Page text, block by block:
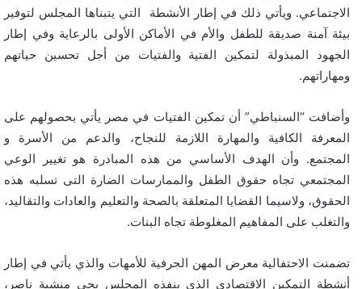
الاجتماعي. ويأتي ذلك في إطار الأنشطة التي يتبناها المجلس لتوفير
بيئة آمنة صديقة للطفل والأم في الأماكن الأولى بالرعاية وفي إطار
الجهود المبذولة لتمكين الفتية والفتيات من أجل تحسين حياتهم
ومهاراتهم.
وأضافت “السنباطي” أن تمكين الفتيات في مصر يأتي بحصولهم على
المعرفة الكافية والمهارة اللازمة للنجاح، والدعم من الأسرة و
المجتمع. وأن الهدف الأساسي من هذه المبادرة هو تغيير الوعي
المجتمعي تجاه حقوق الطفل والممارسات الضارة التى تسلبه هذه
الحقوق، ولاسيما القضايا المتعلقة بالصحة والتعليم والعادات والتقاليد،
والتغلب على المفاهيم المغلوطة تجاه البنات.
تضمنت الاحتفالية معرض المهن الحرفية للأمهات والذي يأتي في إطار
أنشطة التمكين الاقتصادي الذي ينفذه المجلس بحي منشية ناصر،